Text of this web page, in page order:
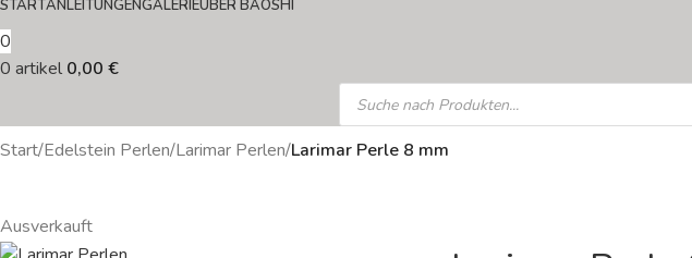
STARTANLEITUNGENGALERIEÜBER BAOSHI
0
0 artikel 0,00 €
Start/Edelstein Perlen/Larimar Perlen/Larimar Perle 8 mm
Ausverkauft